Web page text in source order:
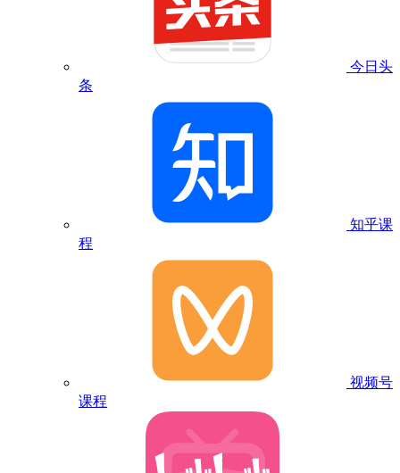
今日头
条
知乎课
程
视频号
课程